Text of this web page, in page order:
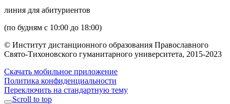
линия для абитуриентов
(по будням с 10:00 до 18:00)
© Институт дистанционного образования Православного
Свято-Тихоновского гуманитарного университета, 2015-2023
Скачать мобильное приложение
Политика конфиденциальности
Переключить на стандартную тему
Scroll to top